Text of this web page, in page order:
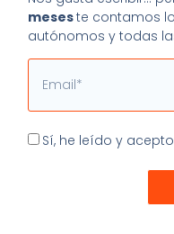
meseste contamos
autónomos y todas
Email
Aceptación
Sí, he leído y